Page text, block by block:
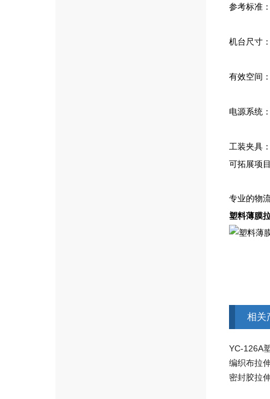
参考标准：
机台尺寸：
有效空间
电源系统：
工装夹具
可拓展项
专业的物
塑料薄膜
相关
YC-126A
编织布拉
密封胶拉